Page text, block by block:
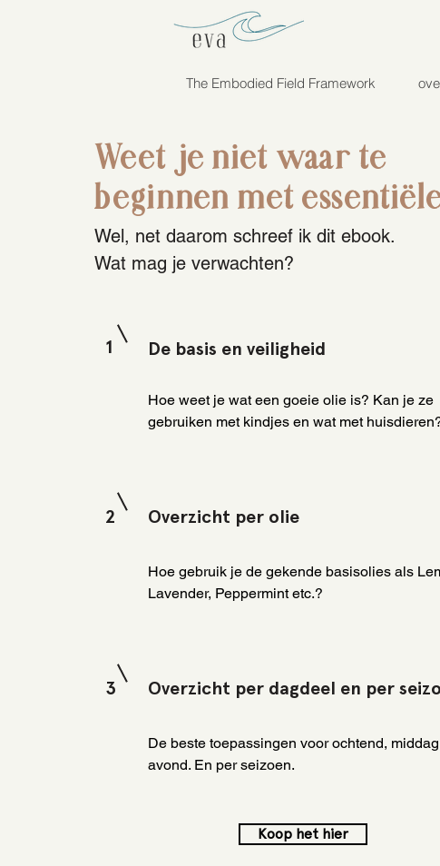
The Embodied Field Framework
Weet je niet waar te
beginnen met
Wel, net daarom schreef ik dit ebook.
Wat mag je verwachten?
1 De basis en veiligheid
Hoe weet je wat een goeie olie is? Kan je ze
gebruiken met kindjes en wat met
2 Overzicht per olie
Hoe gebruik je de gekende basisolies als
Lavender, Peppermint etc.?
3 Overzicht per dagdeel en per
De beste toepassingen voor ochtend,
avond. En per seizoen.
Koop het hier